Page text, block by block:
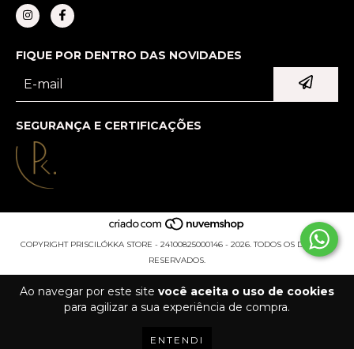
Ao navegar por este site você aceita o uso de cookies
para agilizar a sua experiência de compra.
ENTENDI
FIQUE POR DENTRO DAS NOVIDADES
SEGURANÇA E CERTIFICAÇÕES
COPYRIGHT PRISCILÓKKA STORE - 24100825000146 - 2026. TODOS OS DIREITOS
RESERVADOS.